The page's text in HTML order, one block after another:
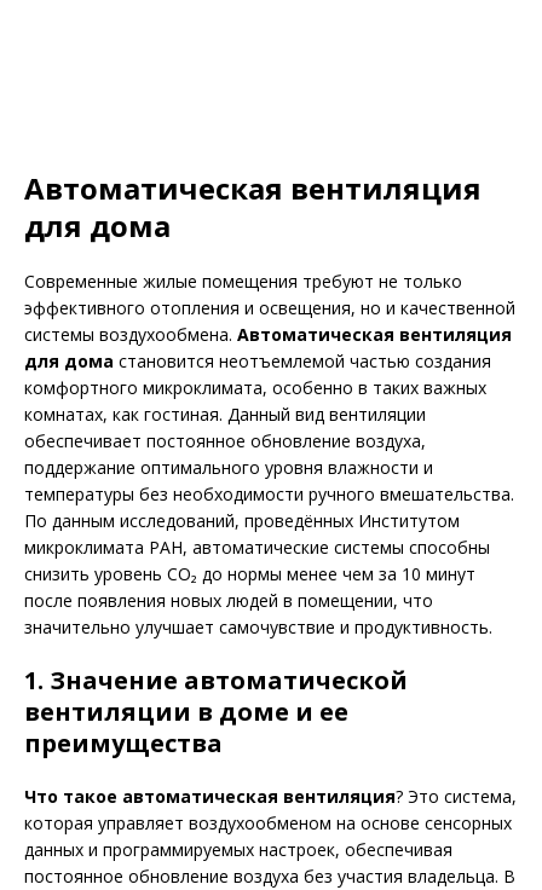
Автоматическая вентиляция
для дома
Современные жилые помещения требуют не только
эффективного отопления и освещения, но и качественной
системы воздухообмена. Автоматическая вентиляция
для дома становится неотъемлемой частью создания
комфортного микроклимата, особенно в таких важных
комнатах, как гостиная. Данный вид вентиляции
обеспечивает постоянное обновление воздуха,
поддержание оптимального уровня влажности и
температуры без необходимости ручного вмешательства.
По данным исследований, проведённых Институтом
микроклимата РАН, автоматические системы способны
снизить уровень CO₂ до нормы менее чем за 10 минут
после появления новых людей в помещении, что
значительно улучшает самочувствие и продуктивность.
1. Значение автоматической
вентиляции в доме и ее
преимущества
Что такое автоматическая вентиляция? Это система,
которая управляет воздухообменом на основе сенсорных
данных и программируемых настроек, обеспечивая
постоянное обновление воздуха без участия владельца. В